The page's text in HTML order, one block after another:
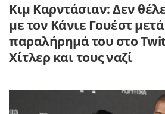
Κιμ Καρντάσιαν: Δεν
με τον Κάνιε Γουέστ
παραλήρημά του στο
Χίτλερ και τους ναζί